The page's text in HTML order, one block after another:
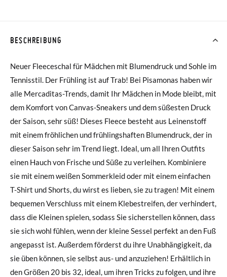
BESCHREIBUNG
Neuer Fleeceschal für Mädchen mit Blumendruck und Sohle im
Tennisstil. Der Frühling ist auf Trab! Bei Pisamonas haben wir
alle Mercaditas-Trends, damit Ihr Mädchen in Mode bleibt, mit
dem Komfort von Canvas-Sneakers und dem süßesten Druck
der Saison, sehr süß! Dieses Fleece besteht aus Leinenstoff
mit einem fröhlichen und frühlingshaften Blumendruck, der in
dieser Saison sehr im Trend liegt. Ideal, um all Ihren Outfits
einen Hauch von Frische und Süße zu verleihen. Kombiniere
sie mit einem weißen Sommerkleid oder mit einem einfachen
T-Shirt und Shorts, du wirst es lieben, sie zu tragen! Mit einem
bequemen Verschluss mit einem Klebestreifen, der verhindert,
dass die Kleinen spielen, sodass Sie sicherstellen können, dass
sie sich wohl fühlen, wenn der kleine Sessel perfekt an den Fuß
angepasst ist. Außerdem förderst du ihre Unabhängigkeit, da
sie üben können, sie selbst aus- und anzuziehen! Erhältlich in
den Größen 20 bis 32, ideal, um ihren Tricks zu folgen, und ihre